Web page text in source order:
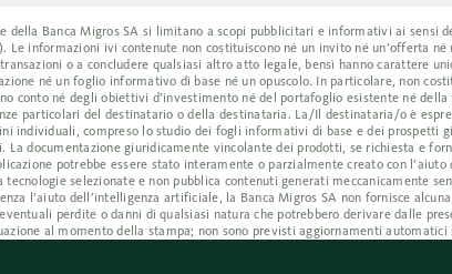
della Banca Migros SA si limitano a scopi pubblicitari e informativi ai sensi
informazioni ivi contenute non costituiscono né un invito né un’offerta né
o a concludere qualsiasi altro atto legale, bensì hanno carattere
né un foglio informativo di base né un opuscolo. In particolare, non
conto né degli obiettivi d’investimento né del portafoglio esistente né
particolari del destinatario o della destinataria. La/Il destinataria/o è
individuali, compreso lo studio dei fogli informativi di base e dei prospetti
documentazione giuridicamente vincolante dei prodotti, se richiesta e
potrebbe essere stato interamente o parzialmente creato con
selezionate e non pubblica contenuti generati meccanicamente
l’aiuto dell’intelligenza artificiale, la Banca Migros SA non fornisce
perdite o danni di qualsiasi natura che potrebbero derivare dalle
al momento della stampa; non sono previsti aggiornamenti automatici